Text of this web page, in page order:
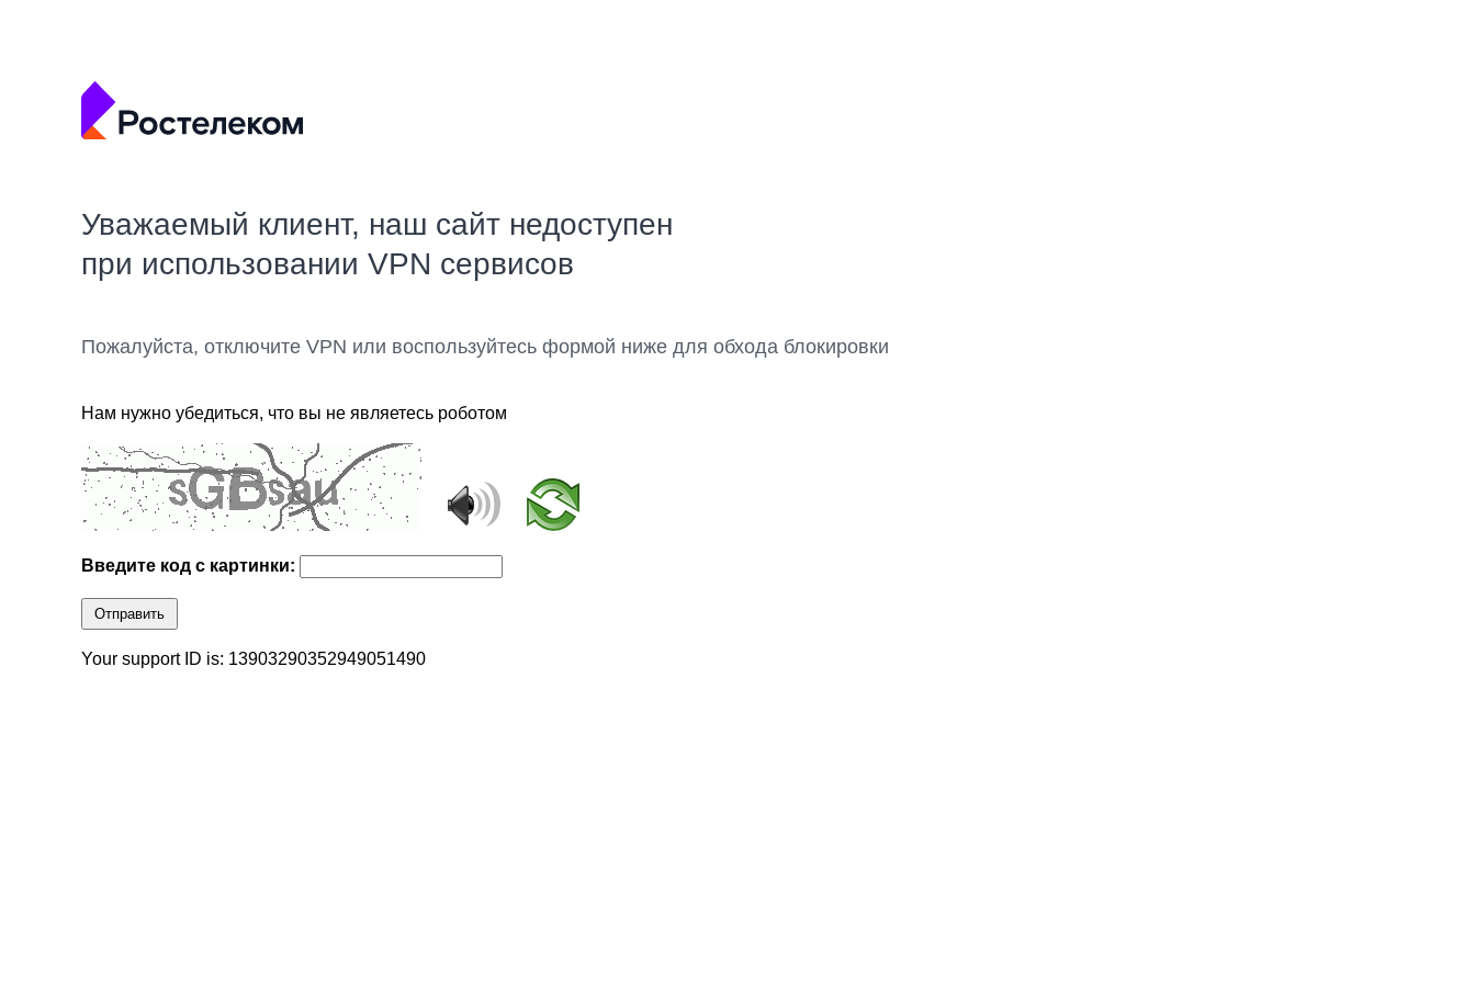
Уважаемый клиент, наш сайт недоступен
при использовании VPN сервисов
Пожалуйста, отключите VPN или воспользуйтесь формой ниже для обхода блокировки
Нам нужно убедиться, что вы не являетесь роботом
Введите код с картинки:
Отправить
Your support ID is: 13903290352949051490